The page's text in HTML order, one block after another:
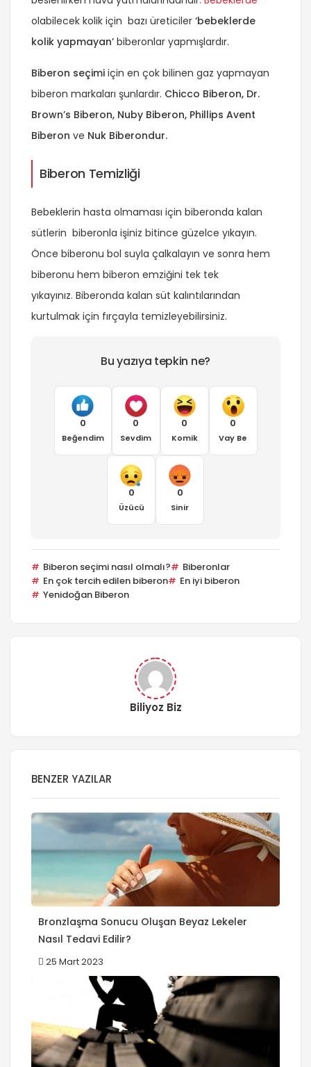
olabilecek kolik için bazı üreticiler ‘bebeklerde
kolik yapmayan’ biberonlar yapmışlardır.
Biberon seçimi için en çok bilinen gaz yapmayan
biberon markaları şunlardır. Chicco Biberon, Dr.
Brown’s Biberon, Nuby Biberon, Phillips Avent
Biberon ve Nuk Biberondur.
Biberon Temizliği
Bebeklerin hasta olmaması için biberonda kalan
sütlerin biberonla işiniz bitince güzelce yıkayın.
Önce biberonu bol suyla çalkalayın ve sonra hem
biberonu hem biberon emziğini tek tek
yıkayınız. Biberonda kalan süt kalıntılarından
kurtulmak için fırçayla temizleyebilirsiniz.
Bu yazıya tepkin ne?
0
Beğendim
0
Sevdim
0
Komik
0
Vay Be
0
Üzücü
0
Sinir
Biberon seçimi nasıl olmalı?
Biberonlar
En çok tercih edilen biberon
En iyi biberon
Yenidoğan Biberon
Biliyoz Biz
BENZER YAZILAR
Bronzlaşma Sonucu Oluşan Beyaz Lekeler
Nasıl Tedavi Edilir?
25 Mart 2023